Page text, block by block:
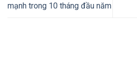
mạnh trong 10 tháng đầu năm